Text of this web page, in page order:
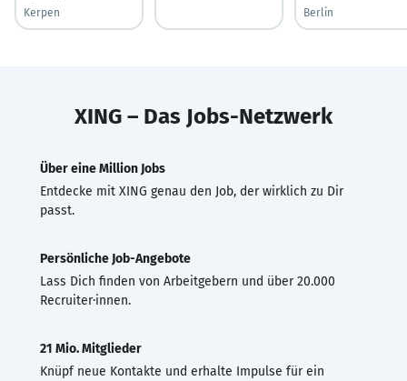
Kerpen
Berlin
XING – Das Jobs-Netzwerk
Über eine Million Jobs
Entdecke mit XING genau den Job, der wirklich zu Dir
passt.
Persönliche Job-Angebote
Lass Dich finden von Arbeitgebern und über 20.000
Recruiter·innen.
21 Mio. Mitglieder
Knüpf neue Kontakte und erhalte Impulse für ein